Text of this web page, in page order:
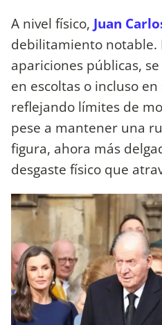
A nivel físico, Juan
debilitamiento notable.
apariciones públicas,
en escoltas o incluso
reflejando límites de
pese a mantener una
figura, ahora más
desgaste físico que